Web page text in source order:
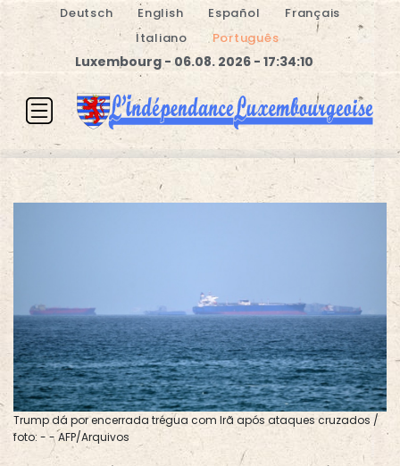
Deutsch English Español
Français
Italiano
Português
Luxembourg - 06.08. 2026 - 17:34:11
Trump dá por encerrada trégua com Irã após ataques cruzados /
foto: - - AFP/Arquivos